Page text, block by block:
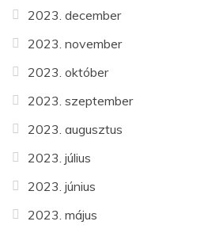
2023. december
2023. november
2023. október
2023. szeptember
2023. augusztus
2023. július
2023. június
2023. május